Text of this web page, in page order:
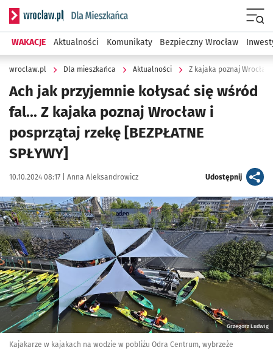
Serwis informacyjny wroclaw.pl podserwis: Dla mieszkańca
WAKACJE Aktualności Komunikaty Bezpieczny Wrocław
wroclaw.pl Dla mieszkańca Aktualności Z kajaka poznaj Wrocław
Ach jak przyjemnie kołysać się wśród
fal... Z kajaka poznaj Wrocław i
posprzątaj rzekę [BEZPŁATNE
SPŁYWY]
Data publikacji:
10.10.2024 08:17 | Autor:
Anna Aleksandrowicz Udostępnijartykuł
Kliknij, aby powiększyć
Grzegorz Ludwig
Kajakarze w kajakach na wodzie w pobliżu Odra Centrum, wybrzeże